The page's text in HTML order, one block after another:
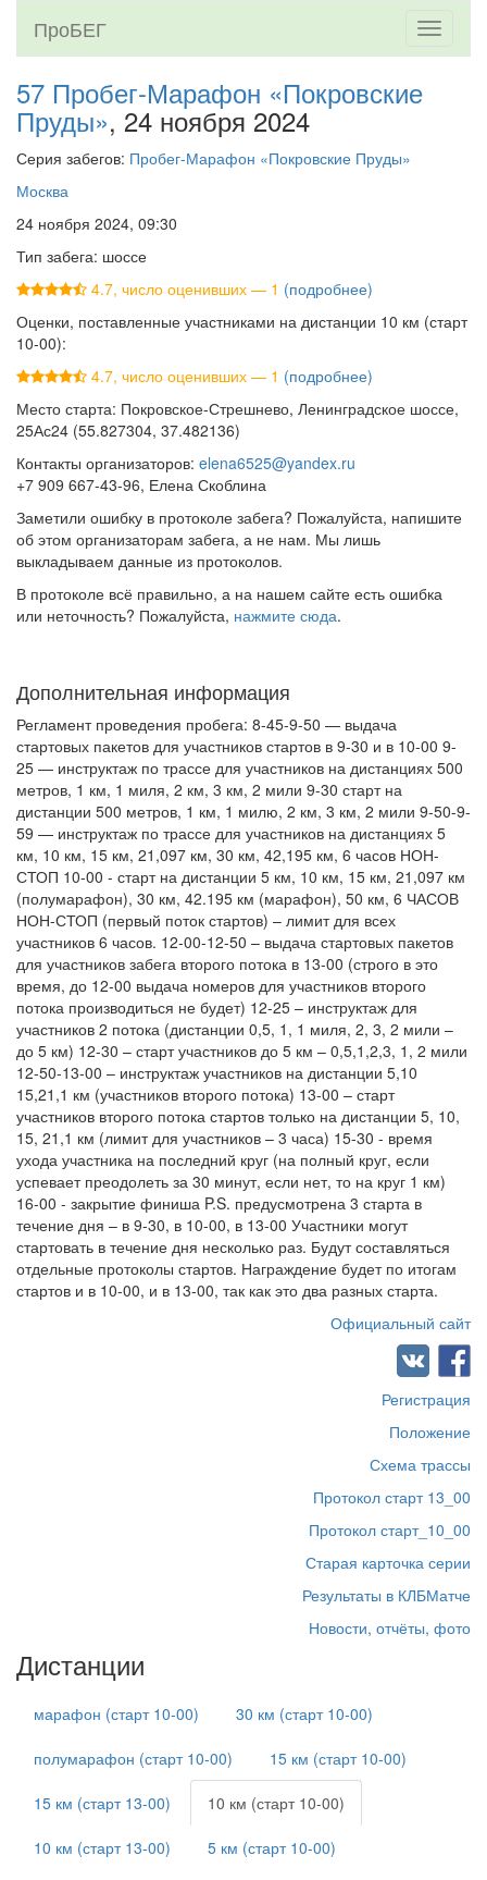
Toggle
ПроБЕГ
57 Пробег-Марафон «Покровские
Пруды», 24 ноября 2024
Серия забегов: Пробег-Марафон «Покровские Пруды»
Москва
24 ноября 2024, 09:30
Тип забега: шоссе
4.7, число оценивших — 1 (подробнее)
Оценки, поставленные участниками на дистанции 10 км (старт
10-00):
4.7, число оценивших — 1 (подробнее)
Место старта: Покровское-Стрешнево, Ленинградское шоссе,
25Ас24 (55.827304, 37.482136)
Контакты организаторов: elena6525@yandex.ru
+7 909 667-43-96, Елена Скоблина
Заметили ошибку в протоколе забега? Пожалуйста, напишите
об этом организаторам забега, а не нам. Мы лишь
выкладываем данные из протоколов.
В протоколе всё правильно, а на нашем сайте есть ошибка
или неточность? Пожалуйста, нажмите сюда.
Дополнительная информация
Регламент проведения пробега: 8-45-9-50 — выдача
стартовых пакетов для участников стартов в 9-30 и в 10-00 9-
25 — инструктаж по трассе для участников на дистанциях 500
метров, 1 км, 1 миля, 2 км, 3 км, 2 мили 9-30 старт на
дистанции 500 метров, 1 км, 1 милю, 2 км, 3 км, 2 мили 9-50-9-
59 — инструктаж по трассе для участников на дистанциях 5
км, 10 км, 15 км, 21,097 км, 30 км, 42,195 км, 6 часов НОН-
СТОП 10-00 - старт на дистанции 5 км, 10 км, 15 км, 21,097 км
(полумарафон), 30 км, 42.195 км (марафон), 50 км, 6 ЧАСОВ
НОН-СТОП (первый поток стартов) – лимит для всех
участников 6 часов. 12-00-12-50 – выдача стартовых пакетов
для участников забега второго потока в 13-00 (строго в это
время, до 12-00 выдача номеров для участников второго
потока производиться не будет) 12-25 – инструктаж для
участников 2 потока (дистанции 0,5, 1, 1 миля, 2, 3, 2 мили –
до 5 км) 12-30 – старт участников до 5 км – 0,5,1,2,3, 1, 2 мили
12-50-13-00 – инструктаж участников на дистанции 5,10
15,21,1 км (участников второго потока) 13-00 – старт
участников второго потока стартов только на дистанции 5, 10,
15, 21,1 км (лимит для участников – 3 часа) 15-30 - время
ухода участника на последний круг (на полный круг, если
успевает преодолеть за 30 минут, если нет, то на круг 1 км)
16-00 - закрытие финиша P.S. предусмотрена 3 старта в
течение дня – в 9-30, в 10-00, в 13-00 Участники могут
стартовать в течение дня несколько раз. Будут составляться
отдельные протоколы стартов. Награждение будет по итогам
стартов и в 10-00, и в 13-00, так как это два разных старта.
Официальный сайт
Регистрация
Положение
Схема трассы
Протокол старт 13_00
Протокол старт_10_00
Старая карточка серии
Результаты в КЛБМатче
Новости, отчёты, фото
Дистанции
марафон (старт 10-00) 30 км (старт 10-00)
полумарафон (старт 10-00) 15 км (старт 10-00)
15 км (старт 13-00) 10 км (старт 10-00)
10 км (старт 13-00) 5 км (старт 10-00)